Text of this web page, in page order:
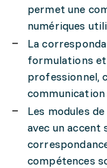
permet une
numériques
La
formulations
professionnel,
Les modules
avec un
compétences